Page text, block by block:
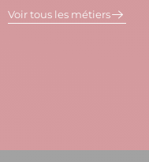
Voir tous les métiers